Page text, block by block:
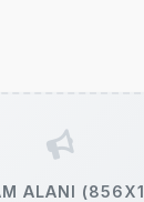
ALANI